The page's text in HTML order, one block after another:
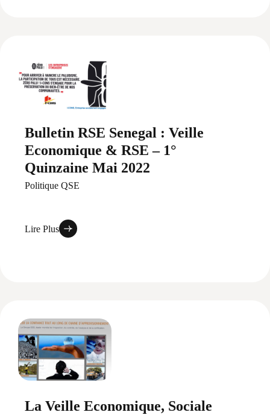
Bulletin RSE Senegal : Veille
Economique & RSE – 1°
Quinzaine Mai 2022
Politique QSE
Lire Plus
La Veille Economique, Sociale